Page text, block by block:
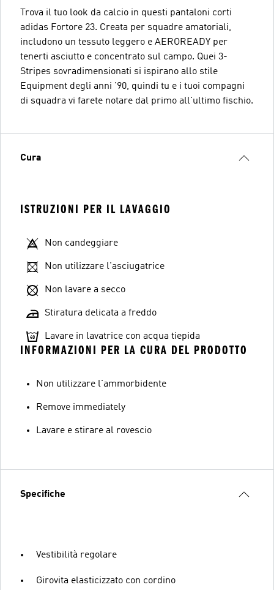
Trova il tuo look da calcio in questi pantaloni corti
adidas Fortore 23. Creata per squadre amatoriali,
includono un tessuto leggero e AEROREADY per
tenerti asciutto e concentrato sul campo. Quei 3-
Stripes sovradimensionati si ispirano allo stile
Equipment degli anni '90, quindi tu e i tuoi compagni
di squadra vi farete notare dal primo all'ultimo fischio.
Cura
ISTRUZIONI PER IL LAVAGGIO
Non candeggiare
Non utilizzare l'asciugatrice
Non lavare a secco
Stiratura delicata a freddo
Lavare in lavatrice con acqua tiepida
INFORMAZIONI PER LA CURA DEL PRODOTTO
Non utilizzare l'ammorbidente
Remove immediately
Lavare e stirare al rovescio
Specifiche
Vestibilità regolare
Girovita elasticizzato con cordino